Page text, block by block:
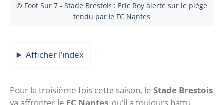
© Foot Sur 7 - Stade Brestois : Éric Roy alerte sur le piège
tendu par le FC Nantes
Afficher l’index
Pour la troisième fois cette saison, le Stade Brestois
va affronter le FC Nantes, qu’il a toujours battu.